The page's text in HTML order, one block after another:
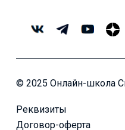
© 2025 Онлайн-школа
Реквизиты
Договор-оферта